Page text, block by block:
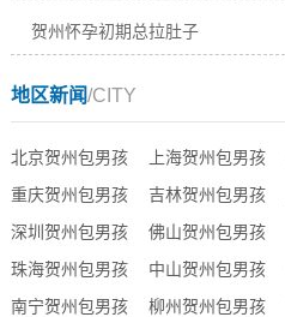
贺州怀孕初期总拉肚子
地区新闻/CITY
北京贺州包男孩 上海贺州包男孩
重庆贺州包男孩
吉林贺州包男孩
深圳贺州包男孩
佛山贺州包男孩
珠海贺州包男孩
中山贺州包男孩
南宁贺州包男孩
柳州贺州包男孩